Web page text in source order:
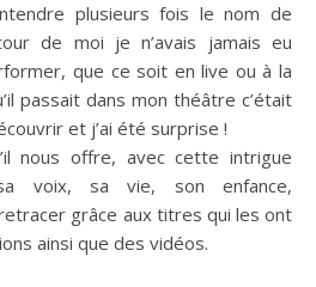
plusieurs fois le nom de
de moi je n’avais jamais eu
que ce soit en live ou à la
passait dans mon théâtre c’était
et j’ai été surprise !
nous offre, avec cette intrigue
voix, sa vie, son enfance,
grâce aux titres qui les ont
ainsi que des vidéos.